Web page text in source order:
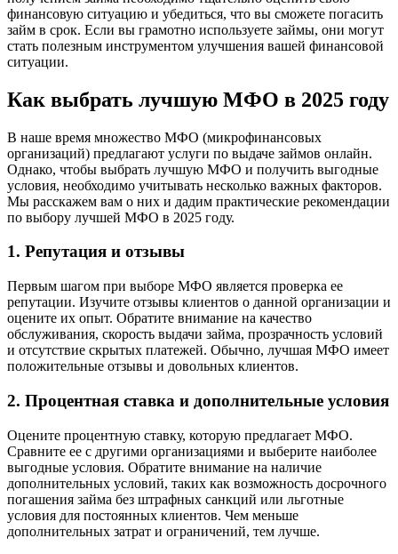
финансовую ситуацию и убедиться, что вы сможете погасить
займ в срок. Если вы грамотно используете займы, они могут
стать полезным инструментом улучшения вашей финансовой
ситуации.
Как выбрать лучшую МФО в 2025 году
В наше время множество МФО (микрофинансовых
организаций) предлагают услуги по выдаче займов онлайн.
Однако, чтобы выбрать лучшую МФО и получить выгодные
условия, необходимо учитывать несколько важных факторов.
Мы расскажем вам о них и дадим практические рекомендации
по выбору лучшей МФО в 2025 году.
1. Репутация и отзывы
Первым шагом при выборе МФО является проверка ее
репутации. Изучите отзывы клиентов о данной организации и
оцените их опыт. Обратите внимание на качество
обслуживания, скорость выдачи займа, прозрачность условий
и отсутствие скрытых платежей. Обычно, лучшая МФО имеет
положительные отзывы и довольных клиентов.
2. Процентная ставка и дополнительные условия
Оцените процентную ставку, которую предлагает МФО.
Сравните ее с другими организациями и выберите наиболее
выгодные условия. Обратите внимание на наличие
дополнительных условий, таких как возможность досрочного
погашения займа без штрафных санкций или льготные
условия для постоянных клиентов. Чем меньше
дополнительных затрат и ограничений, тем лучше.